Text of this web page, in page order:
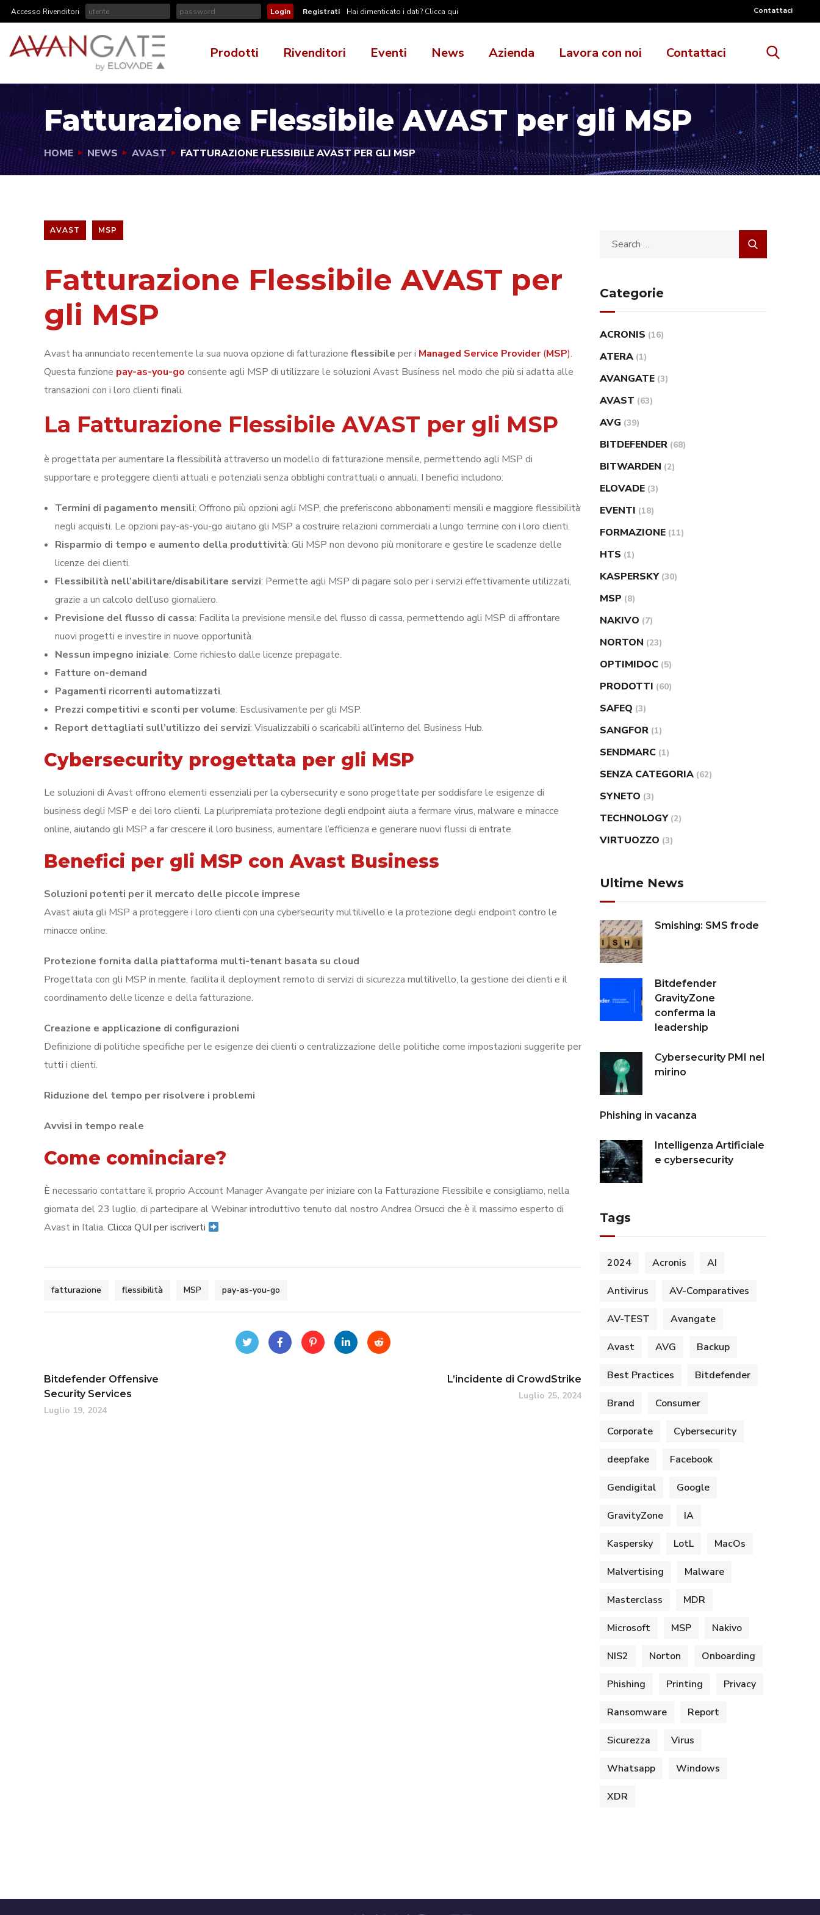
Accesso Rivenditori Registrati Hai dimenticato i dati? Clicca qui Contattaci
Prodotti Rivenditori Eventi News Azienda Lavora con noi Contattaci
Fatturazione Flessibile AVAST per gli MSP
HOME NEWS AVAST FATTURAZIONE FLESSIBILE AVAST PER GLI MSP
AVAST MSP
Fatturazione Flessibile AVAST per
gli MSP
Avast ha annunciato recentemente la sua nuova opzione di fatturazione flessibile per i Managed Service Provider(MSP).
Questa funzione pay-as-you-go consente agli MSP di utilizzare le soluzioni Avast Business nel modo che più si adatta alle
transazioni con i loro clienti finali.
La Fatturazione Flessibile AVAST per gli MSP
è progettata per aumentare la flessibilità attraverso un modello di fatturazione mensile, permettendo agli MSP di
supportare e proteggere clienti attuali e potenziali senza obblighi contrattuali o annuali. I benefici includono:
Termini di pagamento mensili: Offrono più opzioni agli MSP, che preferiscono abbonamenti mensili e maggiore flessibilità
negli acquisti. Le opzioni pay-as-you-go aiutano gli MSP a costruire relazioni commerciali a lungo termine con i loro clienti.
Risparmio di tempo e aumento della produttività: Gli MSP non devono più monitorare e gestire le scadenze delle
licenze dei clienti.
Flessibilità nell’abilitare/disabilitare servizi: Permette agli MSP di pagare solo per i servizi effettivamente utilizzati,
grazie a un calcolo dell’uso giornaliero.
Previsione del flusso di cassa: Facilita la previsione mensile del flusso di cassa, permettendo agli MSP di affrontare
nuovi progetti e investire in nuove opportunità.
Nessun impegno iniziale: Come richiesto dalle licenze prepagate.
Fatture on-demand
Pagamenti ricorrenti automatizzati.
Prezzi competitivi e sconti per volume: Esclusivamente per gli MSP.
Report dettagliati sull’utilizzo dei servizi: Visualizzabili o scaricabili all’interno del Business Hub.
Cybersecurity progettata per gli MSP
Le soluzioni di Avast offrono elementi essenziali per la cybersecurity e sono progettate per soddisfare le esigenze di
business degli MSP e dei loro clienti. La pluripremiata protezione degli endpoint aiuta a fermare virus, malware e minacce
online, aiutando gli MSP a far crescere il loro business, aumentare l’efficienza e generare nuovi flussi di entrate.
Benefici per gli MSP con Avast Business
Soluzioni potenti per il mercato delle piccole imprese
Avast aiuta gli MSP a proteggere i loro clienti con una cybersecurity multilivello e la protezione degli endpoint contro le
minacce online.
Protezione fornita dalla piattaforma multi-tenant basata su cloud
Progettata con gli MSP in mente, facilita il deployment remoto di servizi di sicurezza multilivello, la gestione dei clienti e il
coordinamento delle licenze e della fatturazione.
Creazione e applicazione di configurazioni
Definizione di politiche specifiche per le esigenze dei clienti o centralizzazione delle politiche come impostazioni suggerite per
tutti i clienti.
Riduzione del tempo per risolvere i problemi
Avvisi in tempo reale
Come cominciare?
È necessario contattare il proprio Account Manager Avangate per iniziare con la Fatturazione Flessibile e consigliamo, nella
giornata del 23 luglio, di partecipare al Webinar introduttivo tenuto dal nostro Andrea Orsucci che è il massimo esperto di
Avast in Italia. Clicca QUI per iscriverti
fatturazione flessibilità MSP pay-as-you-go
Bitdefender Offensive
Security Services
Luglio 19, 2024
L’incidente di CrowdStrike
Luglio 25, 2024
Categorie
ACRONIS (16)
ATERA (1)
AVANGATE (3)
AVAST (63)
AVG (39)
BITDEFENDER (68)
BITWARDEN (2)
ELOVADE (3)
EVENTI (18)
FORMAZIONE (11)
HTS (1)
KASPERSKY (30)
MSP (8)
NAKIVO (7)
NORTON (23)
OPTIMIDOC (5)
PRODOTTI (60)
SAFEQ (3)
SANGFOR (1)
SENDMARC (1)
SENZA CATEGORIA (62)
SYNETO (3)
TECHNOLOGY (2)
VIRTUOZZO (3)
Ultime News
Smishing: SMS frode
Bitdefender
GravityZone
conferma la
leadership
Cybersecurity PMI nel
mirino
Phishing in vacanza
Intelligenza Artificiale
e cybersecurity
Tags
2024 Acronis AI
Antivirus AV-Comparatives
AV-TEST Avangate
Avast AVG Backup
Best Practices Bitdefender
Brand Consumer
Corporate Cybersecurity
deepfake Facebook
Gendigital Google
GravityZone IA
Kaspersky LotL MacOs
Malvertising Malware
Masterclass MDR
Microsoft MSP Nakivo
NIS2 Norton Onboarding
Phishing Printing Privacy
Ransomware Report
Sicurezza Virus
Whatsapp Windows
XDR